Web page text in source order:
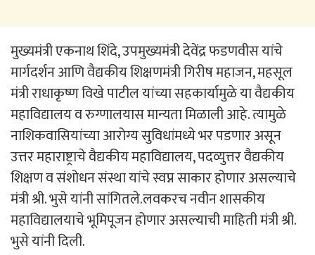
मुख्यमंत्री एकनाथ शिंदे, उपमुख्यमंत्री देवेंद्र फडणवीस यांचे
मार्गदर्शन आणि वैद्यकीय शिक्षणमंत्री गिरीष महाजन, महसूल
मंत्री राधाकृष्ण विखे पाटील यांच्या सहकार्यामुळे या वैद्यकीय
महाविद्यालय व रुग्णालयास मान्यता मिळाली आहे. त्यामुळे
नाशिकवासियांच्या आरोग्य सुविधांमध्ये भर पडणार असून
उत्तर महाराष्ट्राचे वैद्यकीय महाविद्यालय, पदव्युत्तर वैद्यकीय
शिक्षण व संशोधन संस्था यांचे स्वप्न साकार होणार असल्याचे
मंत्री श्री. भुसे यांनी सांगितले.लवकरच नवीन शासकीय
महाविद्यालयाचे भूमिपूजन होणार असल्याची माहिती मंत्री श्री.
भुसे यांनी दिली.